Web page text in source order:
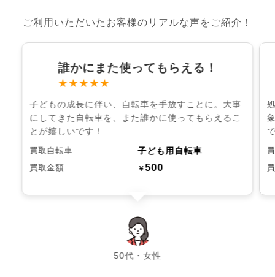
ご利用いただいたお客様のリアルな声をご紹介！
誰かにまた使ってもらえる！
★★★★★
子どもの成長に伴い、自転車を手放すことに。大事
にしてきた自転車を、また誰かに使ってもらえるこ
とが嬉しいです！
買取自転車 子ども用自転車
買取金額 ￥500
50代・女性
chevron_left chevron_right